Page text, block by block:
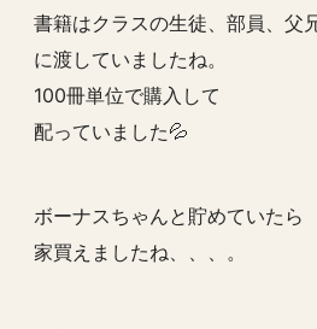
書籍はクラスの生徒、部員、父
に渡していましたね。
100冊単位で購入して
配っていました💦
ボーナスちゃんと貯めていたら
家買えましたね、、、。